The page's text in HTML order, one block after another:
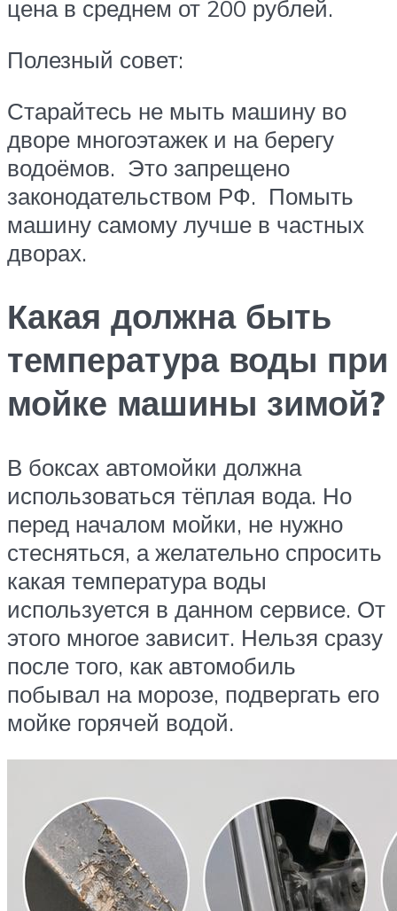
цена в среднем от 200 рублей.
Полезный совет:
Старайтесь не мыть машину во
дворе многоэтажек и на берегу
водоёмов. Это запрещено
законодательством РФ. Помыть
машину самому лучше в частных
дворах.
Какая должна быть
температура воды при
мойке машины зимой?
В боксах автомойки должна
использоваться тёплая вода. Но
перед началом мойки, не нужно
стесняться, а желательно спросить
какая температура воды
используется в данном сервисе. От
этого многое зависит. Нельзя сразу
после того, как автомобиль
побывал на морозе, подвергать его
мойке горячей водой.